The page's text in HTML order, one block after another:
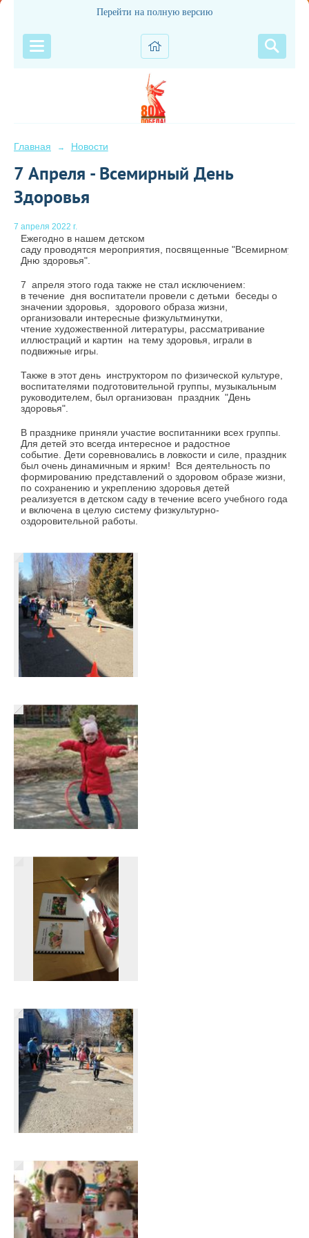
Перейти на полную версию
Главная → Новости
7 Апреля - Всемирный День
Здоровья
7 апреля 2022 г.
Ежегодно в нашем детском
саду проводятся мероприятия, посвященные "Всемирному
Дню здоровья".
7 апреля этого года также не стал исключением:
в течение дня воспитатели провели с детьми беседы о
значении здоровья, здорового образа жизни,
организовали интересные физкультминутки,
чтение художественной литературы, рассматривание
иллюстраций и картин на тему здоровья, играли в
подвижные игры.
Также в этот день инструктором по физической культуре,
воспитателями подготовительной группы, музыкальным
руководителем, был организован праздник "День
здоровья".
В празднике приняли участие воспитанники всех группы.
Для детей это всегда интересное и радостное
событие. Дети соревновались в ловкости и силе, праздник
был очень динамичным и ярким! Вся деятельность по
формированию представлений о здоровом образе жизни,
по сохранению и укреплению здоровья детей
реализуется в детском саду в течение всего учебного года
и включена в целую систему физкультурно-
оздоровительной работы.